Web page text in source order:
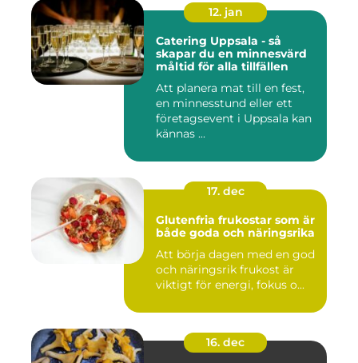
12. jan
Catering Uppsala - så
skapar du en minnesvärd
måltid för alla tillfällen
Att planera mat till en fest,
en minnesstund eller ett
företagsevent i Uppsala kan
kännas ...
17. dec
Glutenfria frukostar som är
både goda och näringsrika
Att börja dagen med en god
och näringsrik frukost är
viktigt för energi, fokus o...
16. dec